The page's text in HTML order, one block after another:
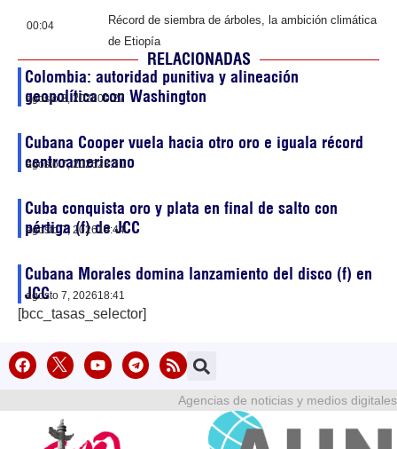
00:04
Récord de siembra de árboles, la ambición climática
de Etiopía
RELACIONADAS
Colombia: autoridad punitiva y alineación
geopolítica con Washington
agosto 8, 202600:27
Cubana Cooper vuela hacia otro oro e iguala récord
centroamericano
agosto 7, 202623:51
Cuba conquista oro y plata en final de salto con
pértiga (f) de JCC
agosto 7, 202619:44
Cubana Morales domina lanzamiento del disco (f) en
JCC
agosto 7, 202618:41
[bcc_tasas_selector]
Agencias de noticias y medios digitales